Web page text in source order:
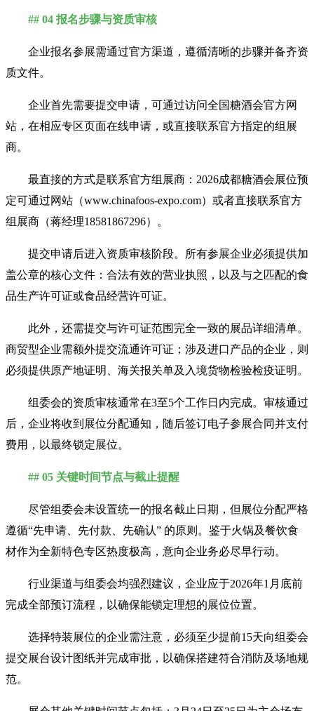
## 04 报名步骤与资质审核
企业报名参展需通过官方渠道，遵循清晰的步骤并备齐资
质文件。
企业首先需要提交申请，可通过访问全国糖酒会官方网
站，在相应专区页面在线申请，或直接联系官方指定的组展
商。
最直接的方式是联系官方组展商：2026成都糖酒会展位预
定可通过网站（www.chinafoos-expo.com）或者直接联系官方
组展商（蒋经理18581867296）。
提交申请后进入资质审核阶段。所有参展企业必须提供加
盖公章的核心文件：合法有效的营业执照，以及与之匹配的食
品生产许可证或食品经营许可证。
此外，还需提交与许可证范围完全一致的展品详细清单。
商贸型企业需额外提交流通许可证；涉及进口产品的企业，则
必须提供原产地证明、海关报关单及入境货物检验检疫证明。
组委会的资质审核通常在3至5个工作日内完成。审核通过
后，企业将收到展位分配通知，随后签订电子参展合同并支付
费用，以最终锁定展位。
## 05 关键时间节点与截止提醒
尽管组委会未设置统一的报名截止日期，但展位分配严格
遵循“先申请、先付款、先确认” 的原则。鉴于火锅及餐饮食
材作为全新特色专区热度极高，意向企业务必尽早行动。
行业渠道与组委会均强烈建议，企业应于2026年1月底前
完成全部预订流程，以确保能锁定理想的展位位置。
选择特装展位的企业需注意，必须至少提前15天向组委会
提交展台设计图纸并完成审批，以确保搭建符合消防及场地规
范。